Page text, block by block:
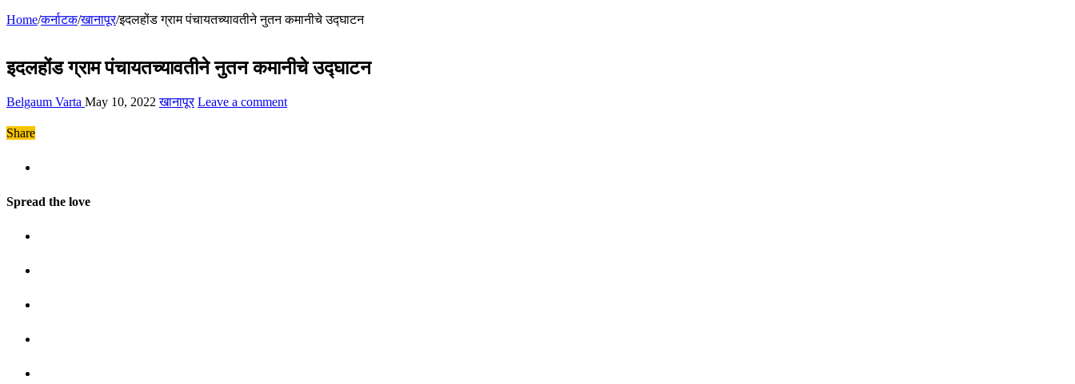
Home/कर्नाटक/खानापूर/इदलहोंड ग्राम पंचायतच्यावतीने नुतन कमानीचे उद्घाटन
इदलहोंड ग्राम पंचायतच्यावतीने नुतन कमानीचे उद्घाटन
Belgaum Varta May 10, 2022 खानापूर Leave a comment
Share
Spread the love